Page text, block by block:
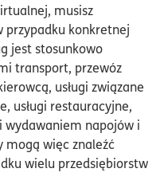
musisz
przypadku konkretnej
jest stosunkowo
transport, przewóz
usługi związane
usługi restauracyjne,
wydawaniem napojów i
mogą więc znaleźć
wielu przedsiębiorstw